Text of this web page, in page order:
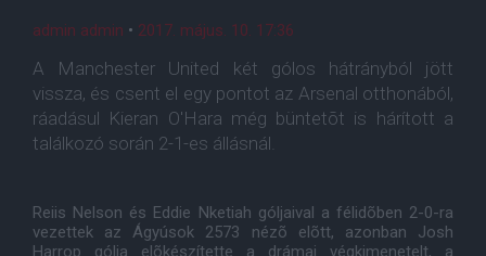
admin admin • 2017. május. 10. 17:36
A Manchester United két gólos hátrányból jött
vissza, és csent el egy pontot az Arsenal otthonából,
ráadásul Kieran O'Hara még büntetõt is hárított a
találkozó során 2-1-es állásnál.
Reiis Nelson és Eddie Nketiah góljaival a félidõben 2-0-ra
vezettek az Ágyúsok 2573 nézõ elõtt, azonban Josh
Harrop gólja elõkészítette a drámai végkimenetelt, a